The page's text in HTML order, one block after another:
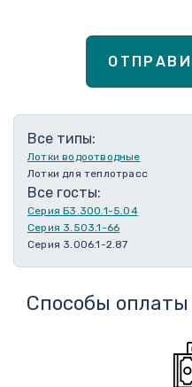
Все типы:
Лотки водоотводные
Лотки для теплотрасс
Все госты:
Серия Б3.300.1-5.04
Серия 3.503.1-66
Серия 3.006.1-2.87
Способы оплаты